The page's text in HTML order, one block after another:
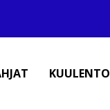
KUULENTO